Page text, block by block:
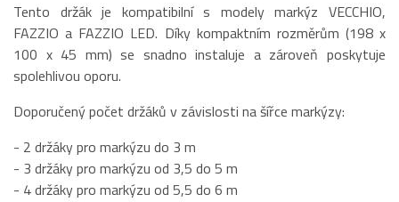
Tento držák je kompatibilní s modely markýz VECCHIO,
FAZZIO a FAZZIO LED. Díky kompaktním rozměrům (198 x
100 x 45 mm) se snadno instaluje a zároveň poskytuje
spolehlivou oporu.
Doporučený počet držáků v závislosti na šířce markýzy:
- 2 držáky pro markýzu do 3 m
- 3 držáky pro markýzu od 3,5 do 5 m
- 4 držáky pro markýzu od 5,5 do 6 m